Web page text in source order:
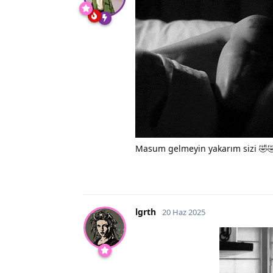
Masum gelmeyin yakarım sizi
lgrth 20 Haz 2025